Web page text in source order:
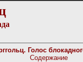
Голос
Содержание